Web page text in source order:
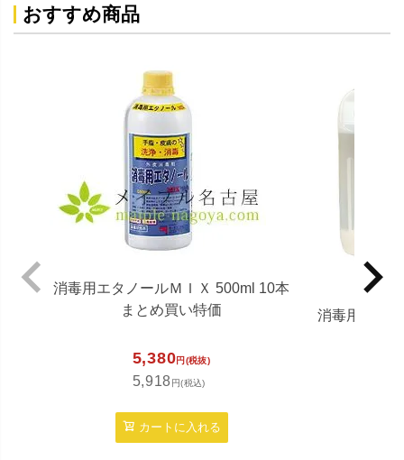
おすすめ商品
消毒用エタノールＭＩＸ 500ml 10本
まとめ買い特価
5,380円(税抜)
5,918円(税込)
カートに入れる
消毒用エタ